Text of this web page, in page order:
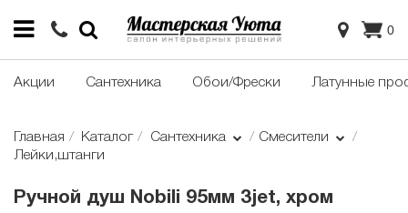
0
Акции Сантехника Обои/Фрески Латунные
Главная Каталог Сантехника
Смесители
Лейки,штанги
Ручной душ Nobili 95мм 3jet, хром